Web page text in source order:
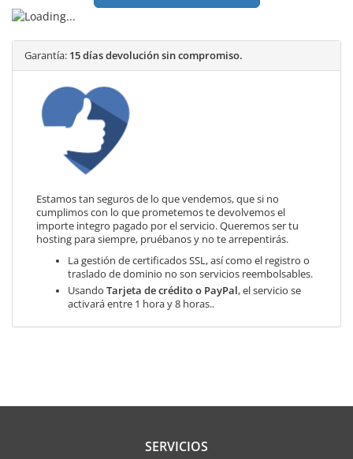
Garantía: 15 días devolución sin compromiso.
Estamos tan seguros de lo que vendemos, que si no
cumplimos con lo que prometemos te devolvemos el
importe integro pagado por el servicio. Queremos ser tu
hosting para siempre, pruébanos y no te arrepentirás.
La gestión de certificados SSL, así como el registro o
traslado de dominio no son servicios reembolsables.
Usando Tarjeta de crédito o PayPal, el servicio se
activará entre 1 hora y 8 horas..
SERVICIOS